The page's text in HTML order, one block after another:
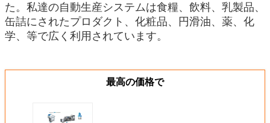
た。私達の自動生産システムは食糧、飲料、乳製品、
缶詰にされたプロダクト、化粧品、円滑油、薬、化
学、等で広く利用されています。
最高の価格で